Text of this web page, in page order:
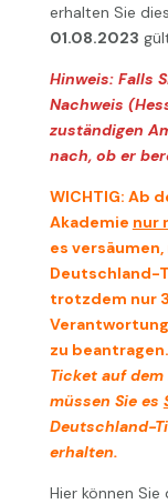
erhalten Sie
01.08.2023
Hinweis: Falls
Nachweis
zuständigen
nach, ob er
WICHTIG: Ab
Akademie nur
es
Deutschland-
trotzdem nur
zu beantragen.
Ticket auf dem
müssen Sie es
Deutschland-
erhalten.
Hier können Sie